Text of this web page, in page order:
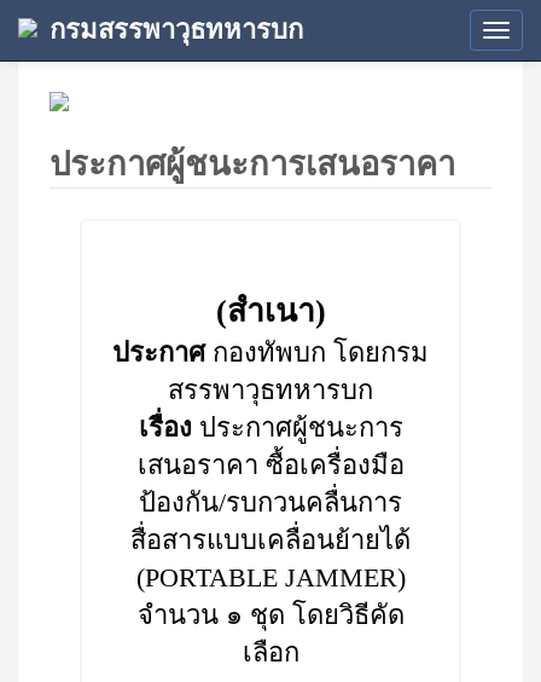
กรมสรรพาวุธทหารบก
ประกาศผู้ชนะการเสนอราคา
(สำเนา)
ประกาศกองทัพบก โดยกรม
สรรพาวุธทหารบก
เรื่อง ประกาศผู้ชนะการ
เสนอราคา ซื้อเครื่องมือ
ป้องกัน/รบกวนคลื่นการ
สื่อสารแบบเคลื่อนย้ายได้
(PORTABLE JAMMER)
จำนวน ๑ ชุด โดยวิธีคัด
เลือก